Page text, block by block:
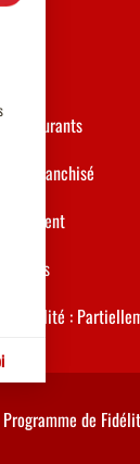
restaurants
franchisé
:
Programme de